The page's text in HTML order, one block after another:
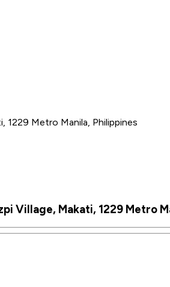
1229 Metro Manila, Philippines
Village, Makati, 1229 Metro